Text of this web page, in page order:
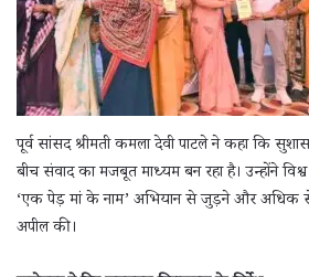
पूर्व सांसद श्रीमती कमला देवी पाटले ने कहा कि
बीच संवाद का मजबूत माध्यम बन रहा है। उन्होंने
‘एक पेड़ मां के नाम’ अभियान से जुड़ने और अधिक
अपील की।